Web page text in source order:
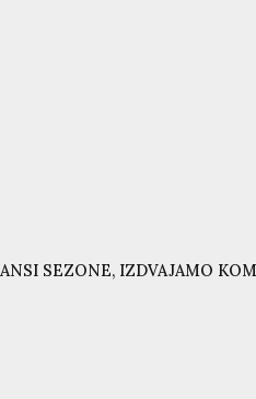
SEZONE, IZDVAJAMO